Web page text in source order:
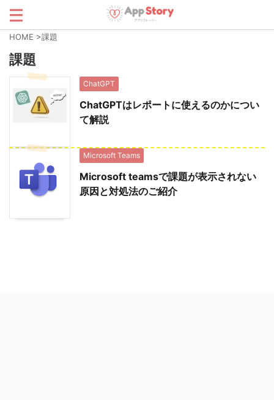
HOME >課題
課題
ChatGPT
ChatGPTはレポートに使えるのかについ
て解説
Microsoft Teams
Microsoft teamsで課題が表示されない
原因と対処法のご紹介